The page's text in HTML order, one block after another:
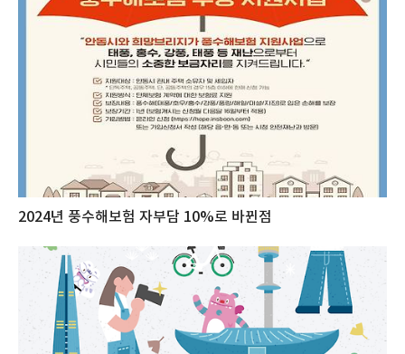
2024년 풍수해보험 자부담 10%로 바뀐점